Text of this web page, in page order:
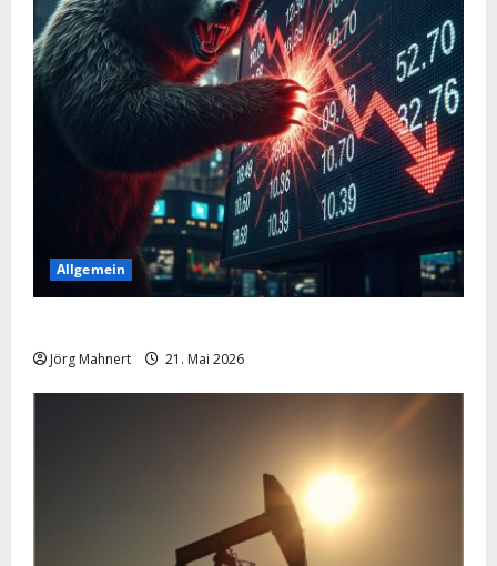
Allgemein
Jörg Mahnert 21. Mai 2026